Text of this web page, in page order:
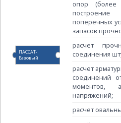
ПАССАТ-
Базовый
опор
поперечных
запасов
расчет
соединения
расчет
соединений
моментов,
напряжений;
расчет